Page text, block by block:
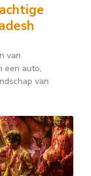
van
een auto,
van